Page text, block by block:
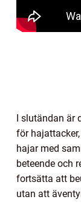
I slutändan är
för
hajar med
beteende och
fortsätta att
utan att